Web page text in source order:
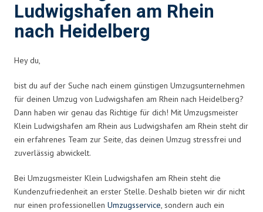
Ludwigshafen am Rhein
nach Heidelberg
Hey du,
bist du auf der Suche nach einem günstigen Umzugsunternehmen
für deinen Umzug von Ludwigshafen am Rhein nach Heidelberg?
Dann haben wir genau das Richtige für dich! Mit Umzugsmeister
Klein Ludwigshafen am Rhein aus Ludwigshafen am Rhein steht dir
ein erfahrenes Team zur Seite, das deinen Umzug stressfrei und
zuverlässig abwickelt.
Bei Umzugsmeister Klein Ludwigshafen am Rhein steht die
Kundenzufriedenheit an erster Stelle. Deshalb bieten wir dir nicht
nur einen professionellen Umzugsservice, sondern auch ein